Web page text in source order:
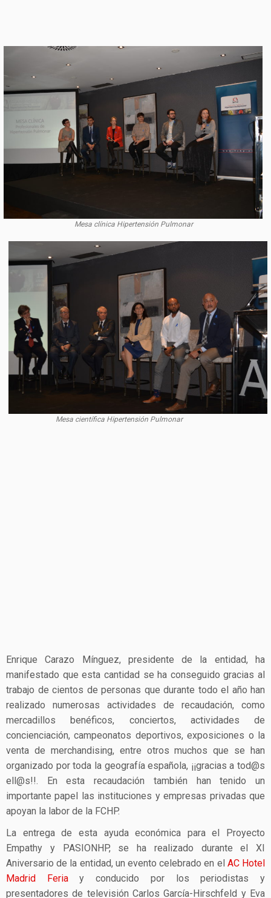
Mesa clínica Hipertensión Pulmonar
Mesa científica Hipertensión Pulmonar
Enrique Carazo Mínguez, presidente de la entidad, ha
manifestado que esta cantidad se ha conseguido gracias al
trabajo de cientos de personas que durante todo el año han
realizado numerosas actividades de recaudación, como
mercadillos benéficos, conciertos, actividades de
concienciación, campeonatos deportivos, exposiciones o la
venta de merchandising, entre otros muchos que se han
organizado por toda la geografía española, ¡¡gracias a tod@s
ell@s!!. En esta recaudación también han tenido un
importante papel las instituciones y empresas privadas que
apoyan la labor de la FCHP.
La entrega de esta ayuda económica para el Proyecto
Empathy y PASIONHP, se ha realizado durante el XI
Aniversario de la entidad, un evento celebrado en el AC Hotel
Madrid Feriay conducido por los periodistas y
presentadores de televisión Carlos García-Hirschfeld y Eva